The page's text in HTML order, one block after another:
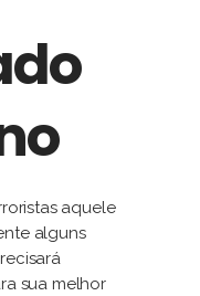
aquele
alguns
sua melhor